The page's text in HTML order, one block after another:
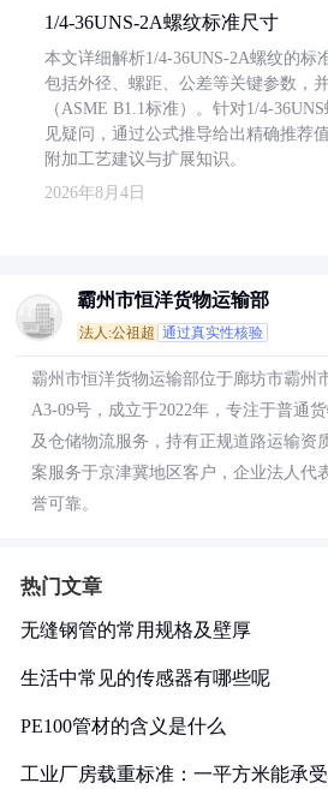
1/4-36UNS-2A螺纹标准尺寸
本文详细解析1/4-36UNS-2A螺纹的标
包括外径、螺距、公差等关键参数，
（ASME B1.1标准）。针对1/4-
见疑问，通过公式推导给出精确推荐
附加工艺建议与扩展知识。
2026年8月4日
霸州市恒洋货物运输部
法人:公祖超 通过真实性核验
霸州市恒洋货物运输部位于廊坊市霸州
A3-09号，成立于2022年，专注于普通
及仓储物流服务，持有正规道路运输资
案服务于京津冀地区客户，企业法人代
誉可靠。
热门文章
无缝钢管的常用规格及壁厚
生活中常见的传感器有哪些呢
PE100管材的含义是什么
工业厂房载重标准：一平方米能承